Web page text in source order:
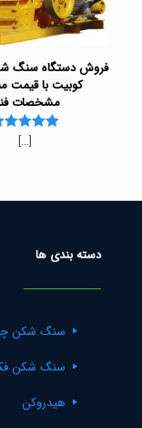
فروش دستگاه سنگ
کوبیت با قیمت
مشخصات
Rated
[…]
دسته بندی ها
سنگ شکن
سنگ شکن
هیدروکن